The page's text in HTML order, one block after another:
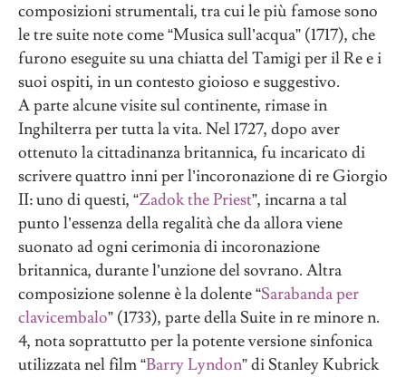
composizioni strumentali, tra cui le più famose sono
le tre suite note come “Musica sull’acqua” (1717), che
furono eseguite su una chiatta del Tamigi per il Re e i
suoi ospiti, in un contesto gioioso e suggestivo.
A parte alcune visite sul continente, rimase in
Inghilterra per tutta la vita. Nel 1727, dopo aver
ottenuto la cittadinanza britannica, fu incaricato di
scrivere quattro inni per l’incoronazione di re Giorgio
II: uno di questi, “Zadok the Priest”, incarna a tal
punto l’essenza della regalità che da allora viene
suonato ad ogni cerimonia di incoronazione
britannica, durante l’unzione del sovrano. Altra
composizione solenne è la dolente “Sarabanda per
clavicembalo” (1733), parte della Suite in re minore n.
4, nota soprattutto per la potente versione sinfonica
utilizzata nel film “Barry Lyndon” di Stanley Kubrick